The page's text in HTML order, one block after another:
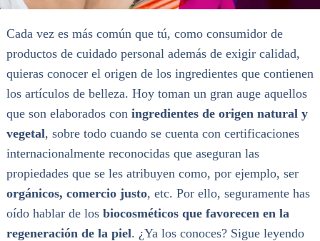
Cada vez es más común que tú, como consumidor de
productos de cuidado personal además de exigir calidad,
quieras conocer el origen de los ingredientes que contienen
los artículos de belleza. Hoy toman un gran auge aquellos
que son elaborados con ingredientes de origen natural y
vegetal, sobre todo cuando se cuenta con certificaciones
internacionalmente reconocidas que aseguran las
propiedades que se les atribuyen como, por ejemplo, ser
orgánicos, comercio justo, etc. Por ello, seguramente has
oído hablar de los biocosméticos que favorecen en la
regeneración de la piel. ¿Ya los conoces? Sigue leyendo